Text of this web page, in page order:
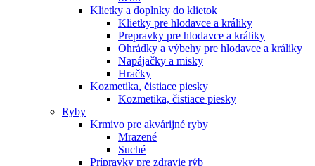
Klietky a doplnky do klietok
Klietky pre hlodavce a králiky
Prepravky pre hlodavce a králiky
Ohrádky a výbehy pre hlodavce a králiky
Napájačky a misky
Hračky
Kozmetika, čistiace piesky
Kozmetika, čistiace piesky
Ryby
Krmivo pre akvárijné ryby
Mrazené
Suché
Prípravky pre zdravie rýb